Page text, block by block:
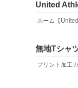
United
ホーム【United
無地Tシャ
プリント加工